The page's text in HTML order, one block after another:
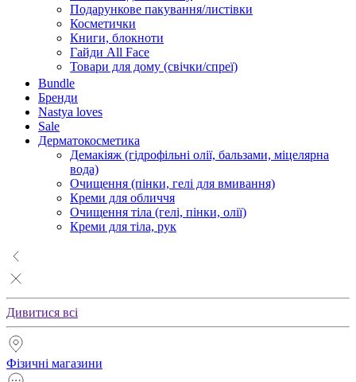
Подарункове пакування/листівки
Косметички
Книги, блокноти
Гайди All Face
Товари для дому (свічки/спреї)
Bundle
Бренди
Nastya loves
Sale
Дерматокосметика
Демакіяж (гідрофільні олії, бальзами, міцелярна
вода)
Очищення (пінки, гелі для вмивання)
Креми для обличчя
Очищення тіла (гелі, пінки, олії)
Креми для тіла, рук
Дивитися всі
Фізичні магазини